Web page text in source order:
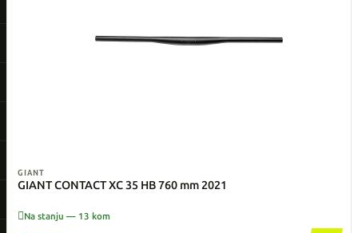
GIANT
GIANT CONTACT XC 35 HB 760 mm 2021
Na stanju — 13 kom